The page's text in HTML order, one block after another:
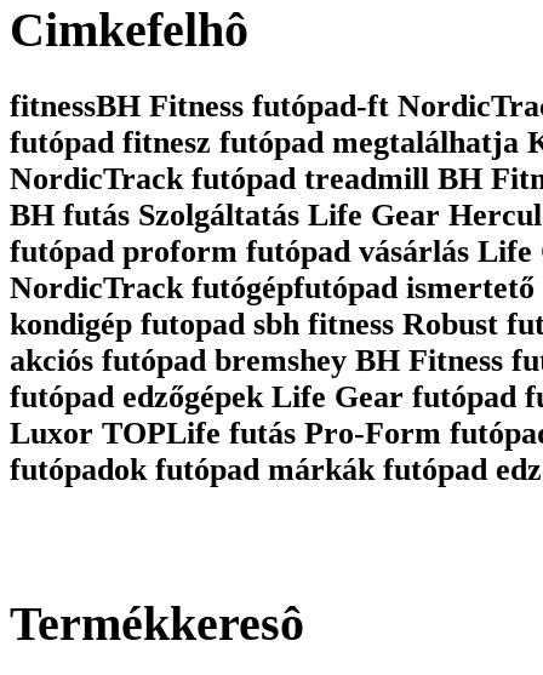
Cimkefelhô
fitnessBH Fitness futópad-ft
futópad fitnesz futópad megtalálhatja
NordicTrack futópad treadmill BH
BH futás Szolgáltatás Life Gear
futópad proform futópad vásárlás
NordicTrack futógépfutópad
kondigép futopad sbh fitness Robust
akciós futópad bremshey BH Fitness
futópad edzőgépek Life Gear futópad
Luxor TOPLife futás Pro-Form
futópadok futópad márkák futópad
Termékkeresô